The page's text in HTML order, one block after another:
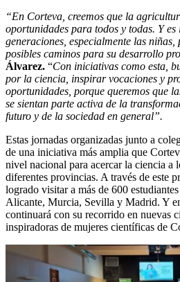
“En Corteva, creemos que la
oportunidades para todos y todas. Y
generaciones, especialmente las niñas,
posibles caminos para su desarrollo
Álvarez. “Con iniciativas como esta,
por la ciencia, inspirar vocaciones y
oportunidades, porque queremos que
se sientan parte activa de la
futuro y de la sociedad en general”.
Estas jornadas organizadas junto a
de una iniciativa más amplia que
nivel nacional para acercar la ciencia a
diferentes provincias. A través de este
logrado visitar a más de 600
Alicante, Murcia, Sevilla y Madrid. Y
continuará con su recorrido en nuevas
inspiradoras de mujeres científicas de